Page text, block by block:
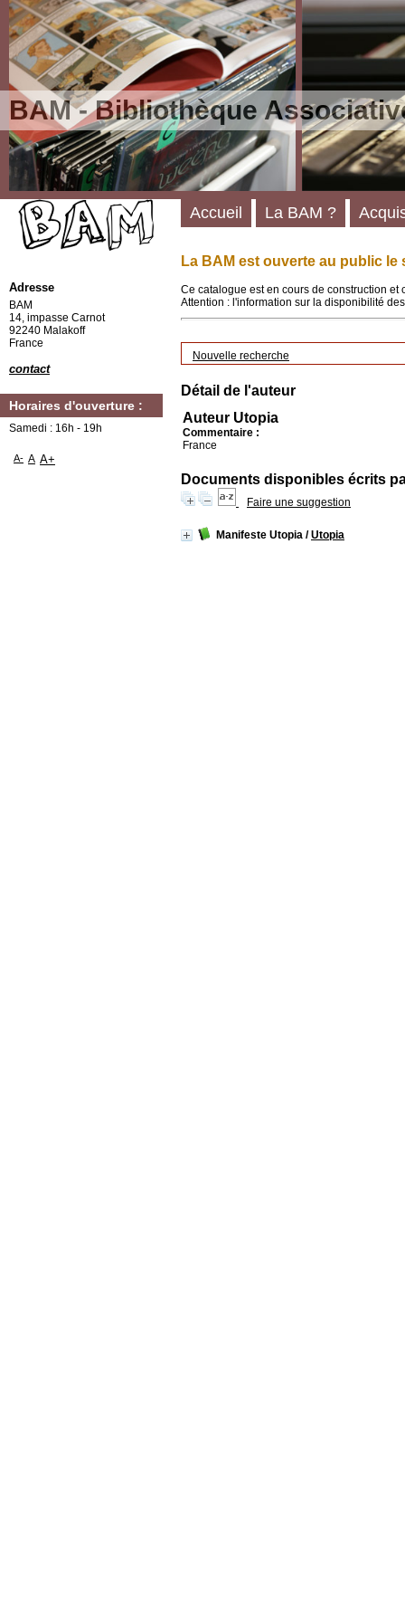
BAM - Bibliothèque
La BAM est ouverte au public le
Ce catalogue est en cours de construction
Attention : l'information sur la disponibilité
Nouvelle recherche
Détail de l'auteur
Auteur Utopia
Commentaire :
France
Documents disponibles écrits
Faire une suggestion
Manifeste Utopia /Utopia
Accueil La BAM ?
Adresse
BAM
14, impasse Carnot
92240 Malakoff
France
contact
Horaires d'ouverture :
Samedi : 16h - 19h
A- A A+